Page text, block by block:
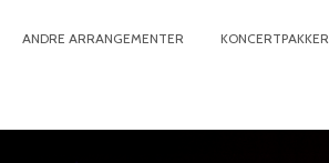
ANDRE ARRANGEMENTER KONCERTPAKKER